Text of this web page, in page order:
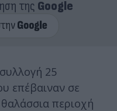
της Google
25
επέβαιναν σε
περιοχή